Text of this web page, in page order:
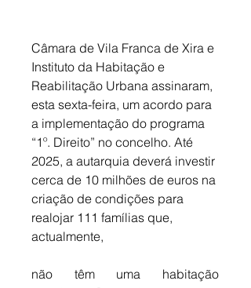
Câmara de Vila Franca de Xira e
Instituto da Habitação e
Reabilitação Urbana assinaram,
esta sexta-feira, um acordo para
a implementação do programa
“1º. Direito” no concelho. Até
2025, a autarquia deverá investir
cerca de 10 milhões de euros na
criação de condições para
realojar 111 famílias que,
actualmente,
não têm uma habitação